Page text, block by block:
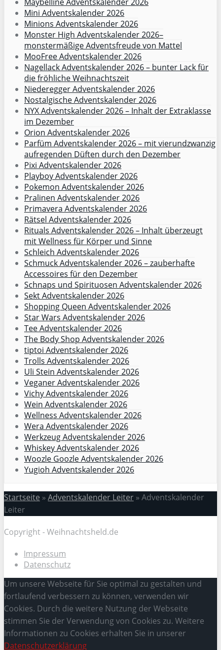
Mini Adventskalender 2026
Minions Adventskalender 2026
Monster High Adventskalender 2026–
monstermäßige Adventsfreude von Mattel
MooFree Adventskalender 2026
Nagellack Adventskalender 2026 – bunter Lack für
die fröhliche Weihnachtszeit
Niederegger Adventskalender 2026
Nostalgische Adventskalender 2026
NYX Adventskalender 2026 – Inhalt der Extraklasse
im Dezember
Orion Adventskalender 2026
Parfüm Adventskalender 2026 – mit vierundzwanzig
aufregenden Düften durch den Dezember
Pixi Adventskalender 2026
Playboy Adventskalender 2026
Pokemon Adventskalender 2026
Pralinen Adventskalender 2026
Primavera Adventskalender 2026
Rätsel Adventskalender 2026
Rituals Adventskalender 2026 – Inhalt überzeugt
mit Wellness für Körper und Sinne
Schleich Adventskalender 2026
Schmuck Adventskalender 2026 – zauberhafte
Accessoires für den Dezember
Schnaps und Spirituosen Adventskalender 2026
Sekt Adventskalender 2026
Shopping Queen Adventskalender 2026
Star Wars Adventskalender 2026
Tee Adventskalender 2026
The Body Shop Adventskalender 2026
tiptoi Adventskalender 2026
Trolls Adventskalender 2026
Uli Stein Adventskalender 2026
Veganer Adventskalender 2026
Vichy Adventskalender 2026
Wein Adventskalender 2026
Wellness Adventskalender 2026
Wera Adventskalender 2026
Werkzeug Adventskalender 2026
Whiskey Adventskalender 2026
Woozle Goozle Adventskalender 2026
Yugioh Adventskalender 2026
Startseite » Adventskalender Leiter » Adventskalender
Leiter
Copyright - Weihnachtsheld.de
Impressum
Datenschutz
Um unsere Webseite für Sie optimal zu gestalten und
fortlaufend verbessern zu können, verwenden wir
Cookies. Durch die weitere Nutzung der Webseite
stimmen Sie der Verwendung von Cookies zu. Weitere
Informationen zu Cookies erhalten Sie in unserer
Datenschutzerklärung